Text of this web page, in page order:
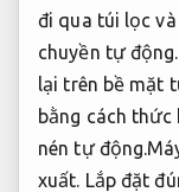
đi qua túi lọc
chuyền tự động.
lại trên bề mặt
bằng cách
nén tự
xuất. Lắp đặt